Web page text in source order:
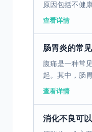
原因包括不健
的疾病。不健
查看详情
肠胃炎的常
腹痛是一种常
起。其中，肠
见的三个原因
查看详情
消化不良可